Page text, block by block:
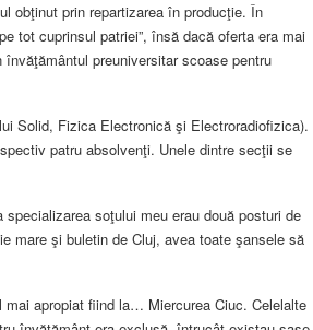
obţinut prin repartizarea în producţie. În
tot cuprinsul patriei”, însă dacă oferta era mai
preuniversitar scoase pentru
Solid, Fizica Electronică şi Electroradiofizica).
patru absolvenţi. Unele dintre secţii se
soţului meu erau două posturi de
mare şi buletin de Cluj, avea toate şansele să
apropiat fiind la… Miercurea Ciuc. Celelalte